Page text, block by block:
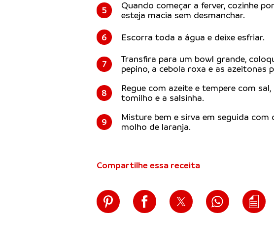
5
Quando começar a ferver, cozinhe
esteja macia sem desmanchar.
6 Escorra toda a água e deixe esfriar.
7
Transfira para um bowl grande,
pepino, a cebola roxa e as azeitonas
8
Regue com azeite e tempere com
tomilho e a salsinha.
9
Misture bem e sirva em seguida com
molho de laranja.
Compartilhe essa receita